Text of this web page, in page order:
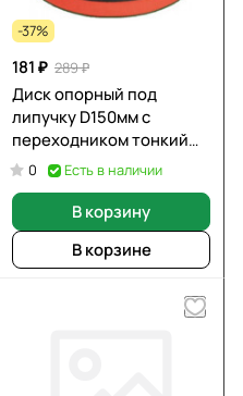
-37%
181 ₽ 289 ₽
Диск опорный под
липучку D150мм с
переходником тонкий
М14 10 мм SEB
0 Есть в наличии
В корзину
В корзине